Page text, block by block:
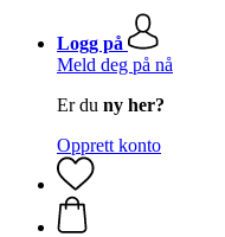
Logg på
Meld deg på nå
Er du ny her?
Opprett konto